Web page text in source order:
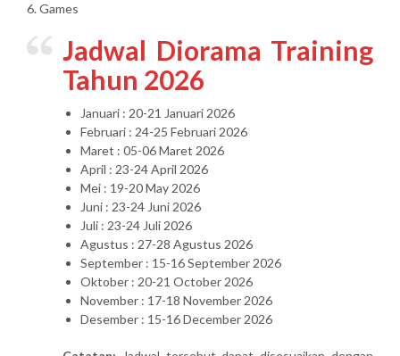
6. Games
Jadwal Diorama Training
Tahun 2026
Januari : 20-21 Januari 2026
Februari : 24-25 Februari 2026
Maret : 05-06 Maret 2026
April : 23-24 April 2026
Mei : 19-20 May 2026
Juni : 23-24 Juni 2026
Juli : 23-24 Juli 2026
Agustus : 27-28 Agustus 2026
September : 15-16 September 2026
Oktober : 20-21 October 2026
November : 17-18 November 2026
Desember : 15-16 December 2026